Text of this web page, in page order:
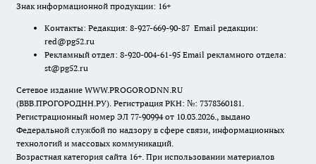
Знак информационной продукции: 16+
Контакты: Редакция: 8-927-669-90-87 Email редакции:
red@pg52.ru
Рекламный отдел: 8-920-004-61-95 Email рекламного отдела:
st@pg52.ru
Сетевое издание WWW.PROGORODNN.RU
(ВВВ.ПРОГОРОДНН.РУ). Регистрация РКН: №: 7378360181.
Регистрационный номер ЭЛ 77-90994 от 10.03.2026., выдано
Федеральной службой по надзору в сфере связи, информационных
технологий и массовых коммуникаций.
Возрастная категория сайта 16+. При использовании материалов